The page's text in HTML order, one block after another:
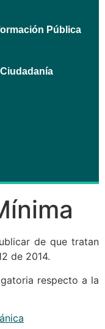
Pública
de que tratan
de 2014.
respecto a la